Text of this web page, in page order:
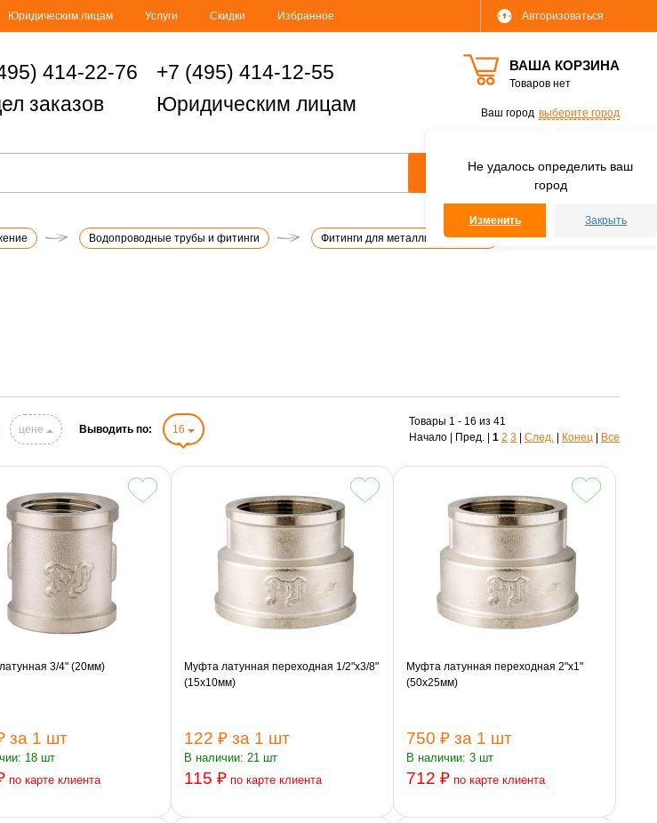
Не удалось определить ваш
город
Изменить Закрыть
Авторизоваться
Юридическим лицам Услуги Скидки Избранное
ВАША КОРЗИНА
Товаров нет
Ваш город выберите город
414-22-76
заказов
+7 (495) 414-12-55
Юридическим лицам
Водопроводные трубы и фитинги Фитинги для металлических труб
цене Выводить по: 16
Товары 1 - 16 из 41
Начало | Пред. | 1 2 3 След.| Конец Все
3/4" (20мм)
за 1 шт
18 шт
по карте клиента
Муфта латунная переходная 1/2"х3/8"
(15х10мм)
122 ₽ за 1 шт
В наличии: 21 шт
115 ₽ по карте клиента
Муфта латунная переходная 2"х1"
(50х25мм)
750 ₽ за 1 шт
В наличии: 3 шт
712 ₽ по карте клиента